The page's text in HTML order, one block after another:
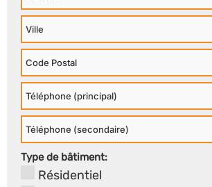
Ville
Code
Postal
Téléphone
Principal
Téléphone
Secondaire
Type de bâtiment:
Résidentiel